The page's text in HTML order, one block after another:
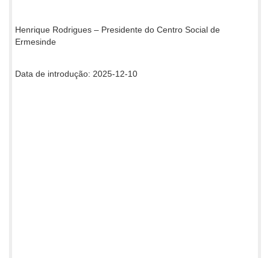
Henrique Rodrigues – Presidente do Centro Social de
Ermesinde
Data de introdução: 2025-12-10